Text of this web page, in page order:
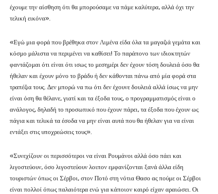
έχουμε την αίσθηση ότι θα μπορούσαμε να πάμε καλύτερα, αλλά όχι την
τελική εικόνα».
«Εγώ μια φορά που βρέθηκα στον Λιμένα είδα όλα τα μαγαζιά γεμάτα και
κόσμο μάλιστα να περιμένει να καθίσει! Το παράπονο των ιδιοκτητών
φαντάζομαι ότι είναι ότι ισως το μεσημέρι δεν έχουν τόση δουλειά όσο θα
ήθελαν και έχουν μόνο το βράδυ ή δεν κάθονται πάνω από μία φορά στα
τραπέζια τους. Δεν μπορώ να πω ότι δεν έχουνε δουλειά αλλά ίσως να μην
είναι όση θα θέλανε, γιατί και τα έξοδα τους, ο προγραμματισμός είναι ο
ανάλογος, δηλαδή το προσωπικό που έχουν πάρει, τα έξοδα που έχουν ως
πάγια και τελικά τα έσοδα να μην είναι αυτά που θα ήθελαν για να είναι
εντάξει στις υποχρεώσεις τους».
«Συνεχίζουν οι περισσότεροι να είναι Ρουμάνοι αλλά όσο πάει και
λιγοστεύουν, όσο λιγοστεύουν λοιπον εμφανίζονται ξανά άλλα είδη
τουριστών όπως οι Σέρβοι, στον Ποτό στη νότια Θασο ας πούμε οι Σέρβοι
είναι πολλοί όπως παλαιότερα ενώ για κάποιον καιρό είχαν αραιώσει. Οι